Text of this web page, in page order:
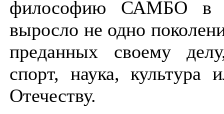
философию САМБО в
выросло не одно
преданных своему
спорт, наука, культура
Отечеству.